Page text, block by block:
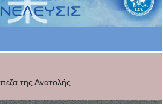
της Ανατολής